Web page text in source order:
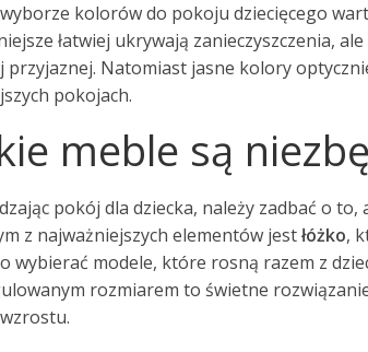
kolorów do pokoju dziecięcego
łatwiej ukrywają zanieczyszczenia,
przyjaznej. Natomiast jasne kolory
pokojach.
meble są
pokój dla dziecka, należy zadbać o to,
z najważniejszych elementów jestłóżko,
wybierać modele, które rosną razem z
rozmiarem to świetne